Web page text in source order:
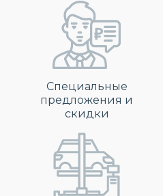
Специальные
предложения и
скидки